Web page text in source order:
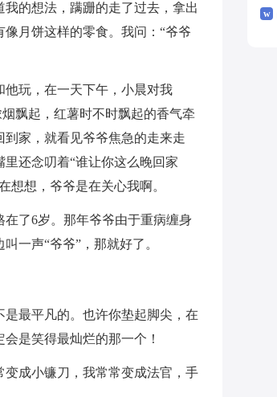
的想法，蹒跚的走了过去，拿出
月饼这样的零食。我问：“爷爷
玩，在一天下午，小晨对我
飘起，红薯时不时飘起的香气牵
家，就看见爷爷焦急的走来走
还念叨着“谁让你这么晚回家
想想，爷爷是在关心我啊。
了6岁。那年爷爷由于重病缠身
一声“爷爷”，那就好了。
最平凡的。也许你垫起脚尖，在
是笑得最灿烂的那一个！
成小镰刀，我常常变成法官，手